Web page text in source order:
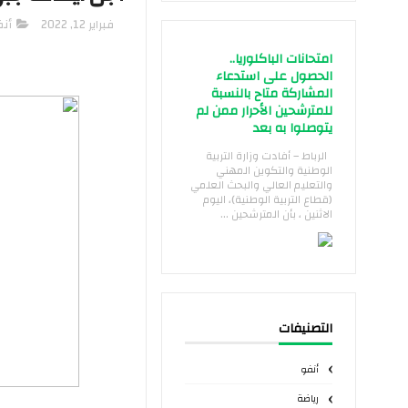
امتحانات الباكلوريا..
الحصول على استدعاء
المشاركة متاح بالنسبة
للمترشحين الأحرار ممن لم
يتوصلوا به بعد
الرباط – أفادت وزارة التربية
الوطنية والتكوين المهني
والتعليم العالي والبحث العلمي
(قطاع التربية الوطنية)، اليوم
الاثنين ، بأن المترشحين ...
التصنيفات
أنفو
رياضة
فبراير 12, 2022